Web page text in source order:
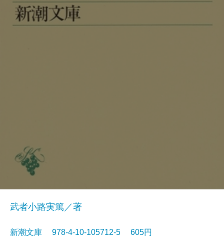
武者小路実篤／著
新潮文庫 978-4-10-105712-5 605円